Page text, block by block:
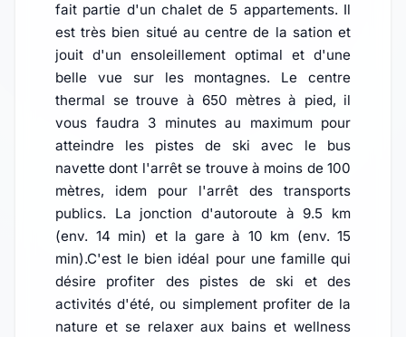
fait partie d'un chalet de 5 appartements. Il
est très bien situé au centre de la sation et
jouit d'un ensoleillement optimal et d'une
belle vue sur les montagnes. Le centre
thermal se trouve à 650 mètres à pied, il
vous faudra 3 minutes au maximum pour
atteindre les pistes de ski avec le bus
navette dont l'arrêt se trouve à moins de 100
mètres, idem pour l'arrêt des transports
publics. La jonction d'autoroute à 9.5 km
(env. 14 min) et la gare à 10 km (env. 15
min).C'est le bien idéal pour une famille qui
désire profiter des pistes de ski et des
activités d'été, ou simplement profiter de la
nature et se relaxer aux bains et wellness